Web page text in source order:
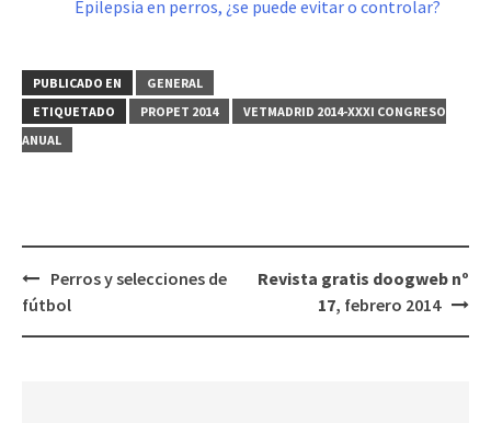
Epilepsia en perros, ¿se puede evitar o controlar?
PUBLICADO EN
GENERAL
ETIQUETADO
PROPET 2014
VETMADRID 2014-XXXI CONGRESO
ANUAL
Navegación
de
entradas
Perros y selecciones de
fútbol
Revista gratis doogweb nº
17, febrero 2014